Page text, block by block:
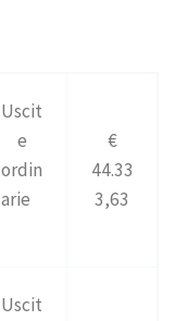
Uscit
e
ordin
arie
€
44.33
3,63
Uscit